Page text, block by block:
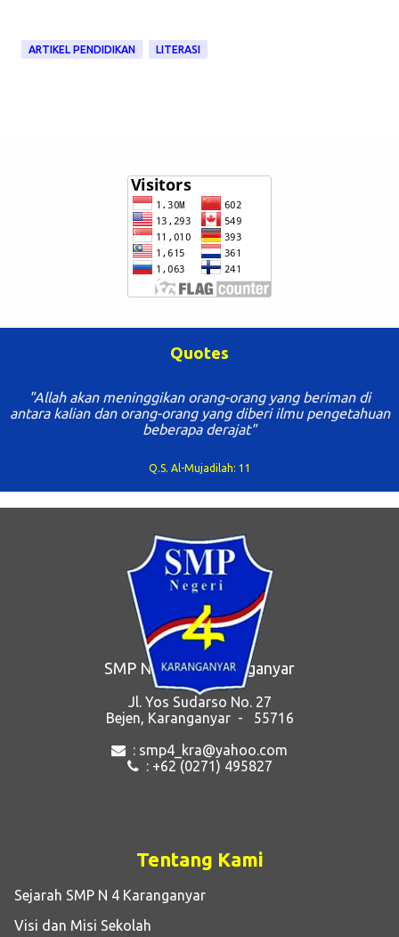
ARTIKEL PENDIDIKAN LITERASI
Quotes
"Tuntutlah ilmu mulai dari buaian hingga liang lahat"
SMP Negeri 4 Karanganyar
Jl. Yos Sudarso No. 27
Bejen, Karanganyar - 55716
: smp4_kra@yahoo.com
: +62 (0271) 495827
Tentang Kami
Sejarah SMP N 4 Karanganyar
Visi dan Misi Sekolah